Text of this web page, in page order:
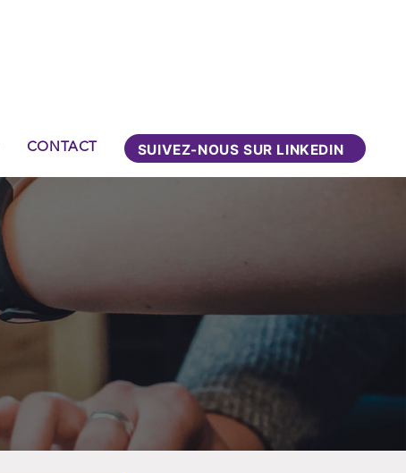
CONTACT SUIVEZ-NOUS SUR LINKEDIN